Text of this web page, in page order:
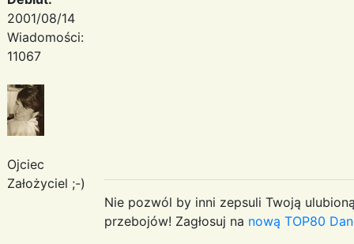
2001/08/14
Wiadomości:
11067
Ojciec
Założyciel ;-)
Nie pozwól by inni zepsuli Twoją
przebojów! Zagłosuj na nową TOP80